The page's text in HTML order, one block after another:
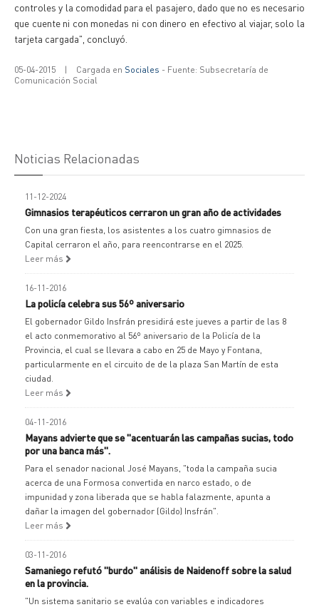
controles y la comodidad para el pasajero, dado que no es necesario
que cuente ni con monedas ni con dinero en efectivo al viajar, solo la
tarjeta cargada", concluyó.
05-04-2015 | Cargada en Sociales - Fuente: Subsecretaría de
Comunicación Social
Noticias Relacionadas
11-12-2024
Gimnasios terapéuticos cerraron un gran año de actividades
Con una gran fiesta, los asistentes a los cuatro gimnasios de
Capital cerraron el año, para reencontrarse en el 2025.
Leer más
16-11-2016
La policía celebra sus 56º aniversario
El gobernador Gildo Insfrán presidirá este jueves a partir de las 8
el acto conmemorativo al 56º aniversario de la Policía de la
Provincia, el cual se llevara a cabo en 25 de Mayo y Fontana,
particularmente en el circuito de de la plaza San Martín de esta
ciudad.
Leer más
04-11-2016
Mayans advierte que se "acentuarán las campañas sucias, todo
por una banca más".
Para el senador nacional José Mayans, "toda la campaña sucia
acerca de una Formosa convertida en narco estado, o de
impunidad y zona liberada que se habla falazmente, apunta a
dañar la imagen del gobernador (Gildo) Insfrán".
Leer más
03-11-2016
Samaniego refutó "burdo" análisis de Naidenoff sobre la salud
en la provincia.
"Un sistema sanitario se evalúa con variables e indicadores